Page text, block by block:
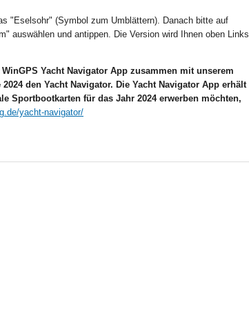
"Eselsohr" (Symbol zum Umblättern). Danach bitte auf
auswählen und antippen. Die Version wird Ihnen oben Links
Yacht Navigator App zusammen mit unserem
den Yacht Navigator. Die Yacht Navigator App erhält
Sportbootkarten für das Jahr 2024 erwerben möchten,
yacht-navigator/